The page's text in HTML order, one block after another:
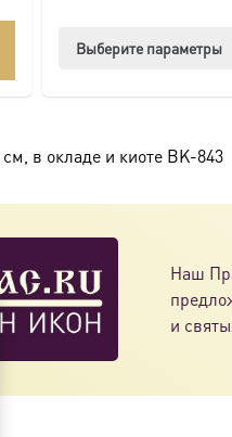
Выберите параметры
в окладе и киоте BK-843
Наш
и